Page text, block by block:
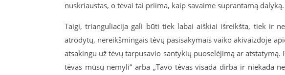
nuskriaustas, o tėvai tai priima, kaip savaime suprantamą dalyką.
Taigi, trianguliacija gali būti tiek labai aiškiai išreikšta, tiek ir
atrodytų, nereikšmingais tėvų pasisakymais vaiko akivaizdoje
atsakingu už tėvų tarpusavio santykių puoselėjimą ar atstatymą.
tėvas mūsų nemyli“ arba „Tavo tėvas visada dirba ir niekada